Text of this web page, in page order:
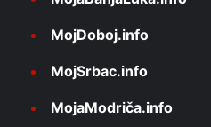
MojDoboj.info
MojSrbac.info
MojaModriča.info